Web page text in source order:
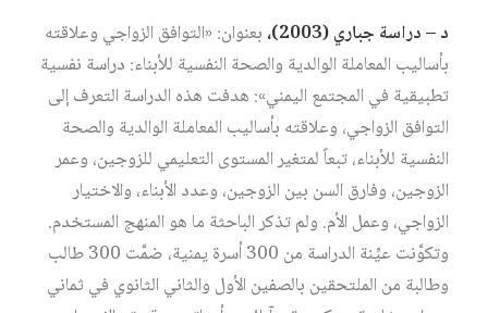
د – دراسة جباري (2003)،
بعنوان: «التوافق الزواجي وعلاقته
بأساليب المعاملة الوالدية والصحة النفسية للأبناء: دراسة نفسية
تطبيقية في المجتمع اليمني»: هدفت هذه الدراسة التعرف إلى
التوافق الزواجي، وعلاقته بأساليب المعاملة الوالدية والصحة
النفسية للأبناء، تبعاً لمتغير المستوى التعليمي للزوجين، وعمر
الزوجين، وفارق السن بين الزوجين، وعدد الأبناء، والاختيار
الزواجي، وعمل الأم. ولم تذكر الباحثة ما هو المنهج المستخدم.
وتكوَّنت عيِّنة الدراسة من 300 أسرة يمنية، ضمَّت 300 طالب
وطالبة من الملتحقين بالصفين الأول والثاني الثانوي في ثماني